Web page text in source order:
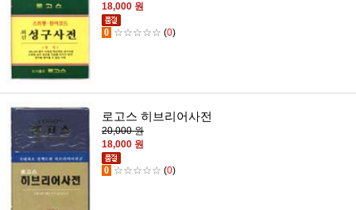
18,000 원
0 ☆☆☆☆☆ (0)
로고스 히브리어사전
20,000 원
18,000 원
0 ☆☆☆☆☆ (0)